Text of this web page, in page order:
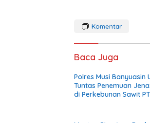
Komentar
Baca Juga
Polres Musi Banyuasin
Tuntas Penemuan
di Perkebunan Sawit